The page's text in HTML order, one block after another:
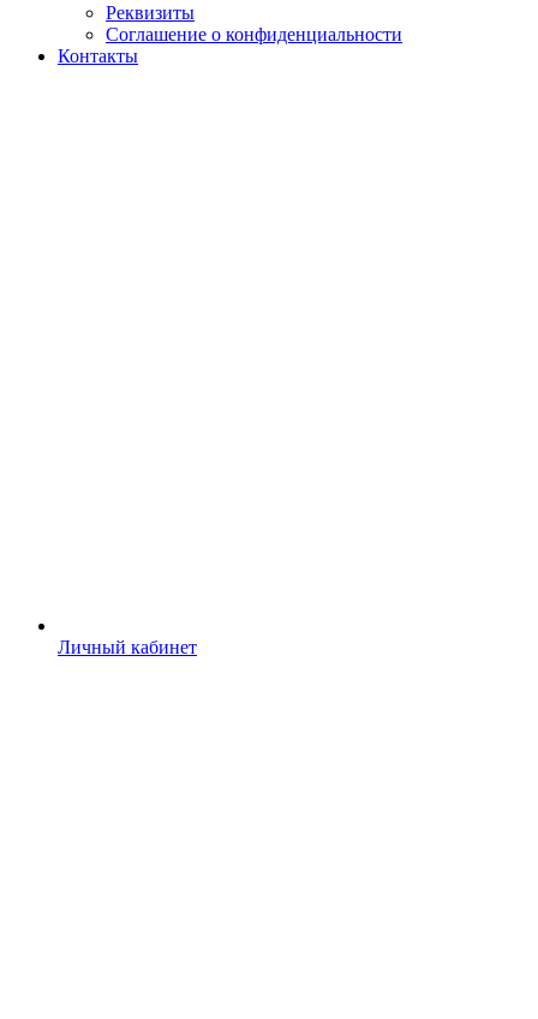
Реквизиты
Соглашение о конфиденциальности
Контакты
Личный кабинет